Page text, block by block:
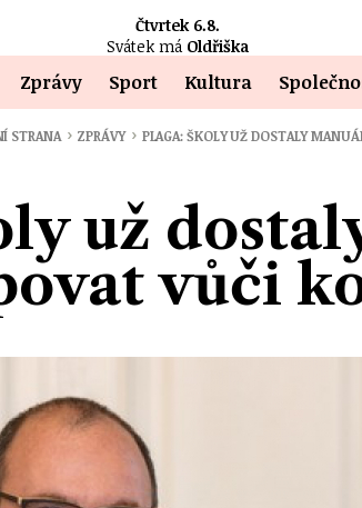
Čtvrtek 6.8.
Svátek má Oldřiška
Zprávy Sport Kultura
STRANA › ZPRÁVY › PLAGA: ŠKOLY UŽ DOSTALY
už
vůči